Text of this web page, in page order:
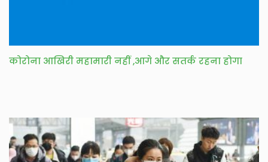
कोरोना आखिरी महामारी नहीं ,आगे और सतर्क रहना होगा